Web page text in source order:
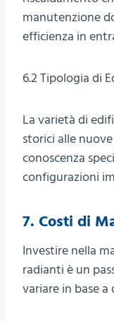
manutenzione
efficienza in
6.2 Tipologia di
La varietà di
storici alle
conoscenza
configurazioni
7. Costi di
Investire nella
radianti è un
variare in base